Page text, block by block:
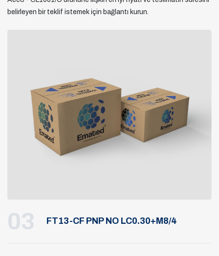
belirleyen bir teklif istemek için bağlantı kurun.
03 FT13-CF PNP NO LC0.30+M8/4